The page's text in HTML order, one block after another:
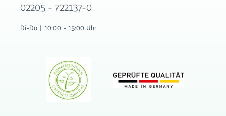
02205 - 722137-0
Di-Do | 10:00 - 15:00 Uhr